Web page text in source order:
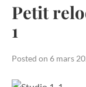
Petit
1
Posted on 6 mars